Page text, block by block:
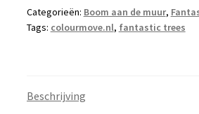
50
x
,
Categorieën: Boom aan de muur,
Tags: colourmove.nl, fantastic trees
Beschrijving